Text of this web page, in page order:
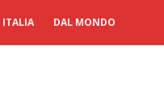
ITALIA DAL MONDO